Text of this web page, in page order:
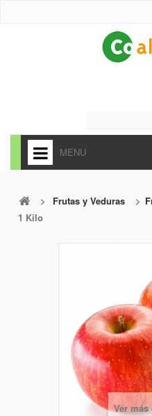
MENU
ALIMENTACIÓN
CARNICERÍA Y CHARCUTERÍA
CONGELADOS
> Frutas y Veduras >
1 Kilo
Ver más